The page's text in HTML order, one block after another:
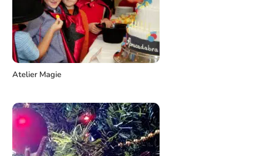
Atelier Magie